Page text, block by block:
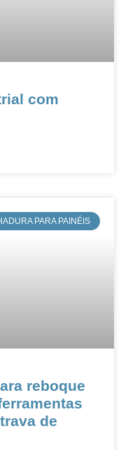
com
PARA PAINÉIS
reboque
de